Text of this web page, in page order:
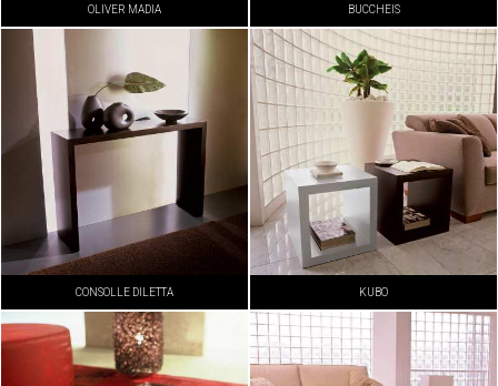
OLIVER MADIA BUCCHEIS
CONSOLLE DILETTA KUBO